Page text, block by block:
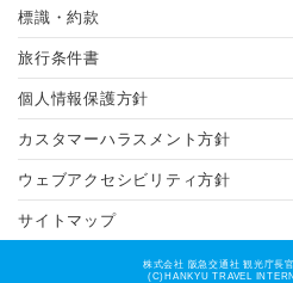
標識・約款
旅行条件書
個人情報保護方針
カスタマーハラスメント方針
ウェブアクセシビリティ方針
サイトマップ
株式会社 阪急交通社 観光庁長
(C)HANKYU TRAVEL